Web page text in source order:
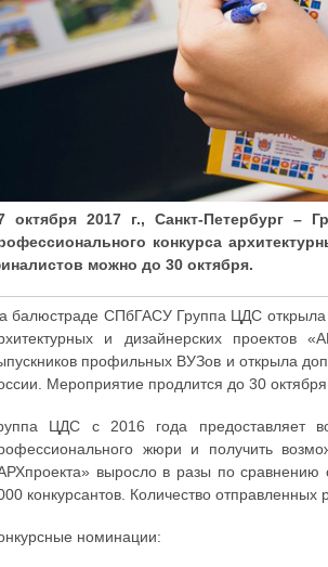
октября 2017 г., Санкт-Петербург –
конкурса
можно до 30 октября.
балюстраде СПбГАСУ Группа ЦДС открыла
и дизайнерских проектов
профильных ВУЗов и открыла
Мероприятие продлится до 30 октября
ЦДС с 2016 года предоставляет
жюри и получить
выросло в разы по сравнению
конкурсантов. Количество
номинации: